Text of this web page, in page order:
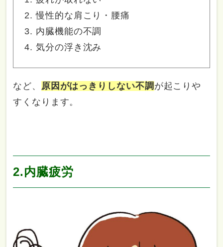
慢性的な肩こり・腰痛
内臓機能の不調
気分の浮き沈み
など、 原因がはっきりしない不調 が起こりや
すくなります。
2.内臓疲労